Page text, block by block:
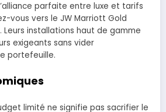
parfaite entre luxe et tarifs
vous vers le JW Marriott Gold
Leurs installations haut de gamme
exigeants sans vider
portefeuille.
limité ne signifie pas sacrifier le